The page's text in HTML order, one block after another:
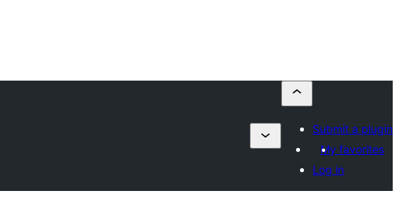
Submit a plugin
My favorites
Log in